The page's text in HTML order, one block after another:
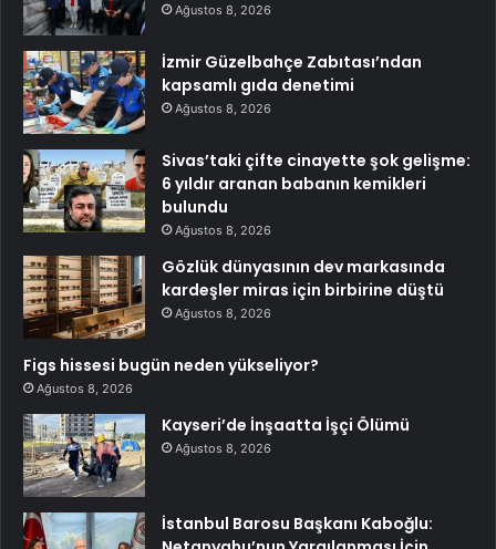
Ağustos 8, 2026
İzmir Güzelbahçe Zabıtası’ndan
kapsamlı gıda denetimi
Ağustos 8, 2026
Sivas’taki çifte cinayette şok gelişme:
6 yıldır aranan babanın kemikleri
bulundu
Ağustos 8, 2026
Gözlük dünyasının dev markasında
kardeşler miras için birbirine düştü
Ağustos 8, 2026
Figs hissesi bugün neden yükseliyor?
Ağustos 8, 2026
Kayseri’de İnşaatta İşçi Ölümü
Ağustos 8, 2026
İstanbul Barosu Başkanı Kaboğlu: